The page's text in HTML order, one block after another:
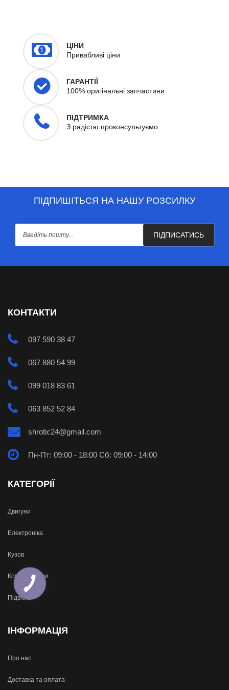
ЦІНИ
Привабливі ціни
ГАРАНТІЇ
100% оригінальні запчастини
ПІДТРИМКА
З радістю проконсультуємо
ПІДПИШІТЬСЯ НА НАШУ РОЗСИЛКУ
ПІДПИСАТИСЬ
КОНТАКТИ
097 590 38 47
067 880 54 99
099 018 83 61
063 852 52 84
shrotic24@gmail.com
Пн-Пт: 09:00 - 18:00 Сб: 09:00 - 14:00
КАТЕГОРІЇ
Двигуни
Електроніка
Кузов
Кондиціонери
Підвіска
ІНФОРМАЦІЯ
Про нас
Доставка та оплата